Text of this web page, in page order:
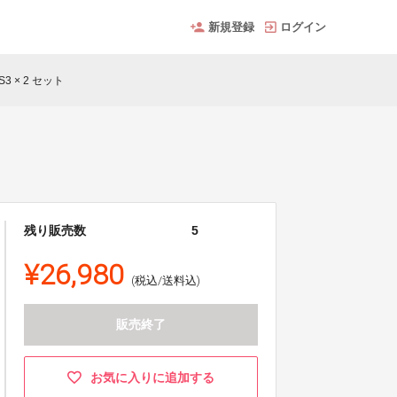
新規登録 ログイン
× 2 セット
残り販売数 5
¥26,980 (税込/送料込)
販売終了
お気に入りに追加する